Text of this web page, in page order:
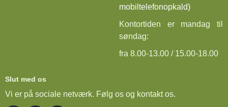
mobiltelefonopkald)
Kontortiden er mandag til
søndag:
fra 8.00-13.00 / 15.00-18.00
Slut med os
Vi er på sociale netværk. Følg os og kontakt os.